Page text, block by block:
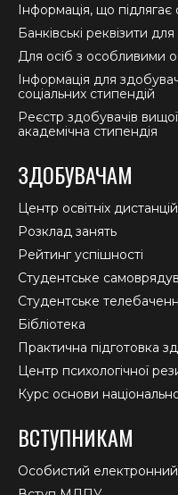
Інформація, що
Банківські реквізити
Для осіб з особливими
Інформація для
соціальних стипендій
Реєстр здобувачів
академічна стипендія
ЗДОБУВАЧАМ
Центр освітніх
Розклад занять
Рейтинг успішності
Студентське
Студентське
Бібліотека
Практична підготовка
Центр психологічної
Курс основи
ВСТУПНИКАМ
Особистий електронний